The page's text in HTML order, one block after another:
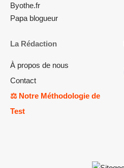
Byothe.fr
Papa blogueur
La Rédaction
À propos de nous
Contact
⚖️ Notre Méthodologie de
Test